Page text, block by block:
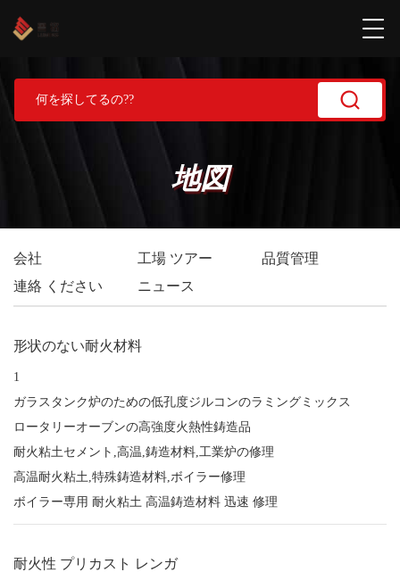
地図
会社 工場 ツアー
品質管理
連絡 ください
ニュース
形状のない耐火材料
1
ガラスタンク炉のための低孔度ジルコンのラミングミックス
ロータリーオーブンの高強度火熱性鋳造品
耐火粘土セメント,高温,鋳造材料,工業炉の修理
高温耐火粘土,特殊鋳造材料,ボイラー修理
ボイラー専用 耐火粘土 高温鋳造材料 迅速 修理
耐火性 プリカスト レンガ